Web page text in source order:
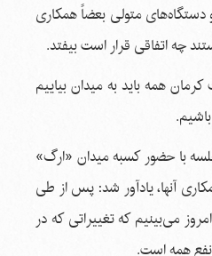
متولی بعضاً همکاری
چه اتفاقی قرار است بیفتد.
همه باید به میدان بیاییم
با اشاره به تشکیل ۱۳ جلسه با حضور کسبه میدان «ارگ»
آنها، یادآور شد: پس از طی
می‌بینیم که تغییراتی که در
همه است.